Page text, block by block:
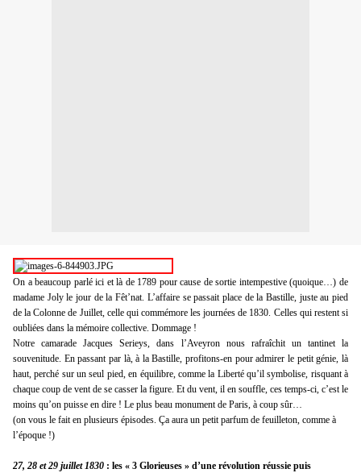
On a beaucoup parlé ici et là de 1789 pour cause de sortie intempestive (quoique…) de
madame Joly le jour de la Fêt’nat. L’affaire se passait place de la Bastille, juste au pied
de la Colonne de Juillet, celle qui commémore les journées de 1830. Celles qui restent si
oubliées dans la mémoire collective. Dommage !
Notre camarade Jacques Serieys, dans l’Aveyron nous rafraîchit un tantinet la
souvenitude. En passant par là, à la Bastille, profitons-en pour admirer le petit génie, là
haut, perché sur un seul pied, en équilibre, comme la Liberté qu’il symbolise, risquant à
chaque coup de vent de se casser la figure. Et du vent, il en souffle, ces temps-ci, c’est le
moins qu’on puisse en dire ! Le plus beau monument de Paris, à coup sûr…
(on vous le fait en plusieurs épisodes. Ça aura un petit parfum de feuilleton, comme à
l’époque !)
27, 28 et 29 juillet 1830 : les « 3 Glorieuses » d’une révolution réussie puis